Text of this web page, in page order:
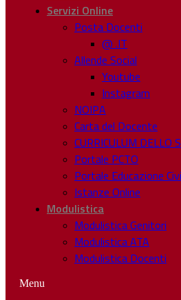
Servizi Online
Posta Docenti
@ .IT
Allende Social
Youtube
Instagram
NOIPA
Carta del Docente
CURRICULUM DELLO
Portale PCTO
Portale Educazione
Istanze Online
Modulistica
Modulistica Genitori
Modulistica ATA
Modulistica Docenti
Menu